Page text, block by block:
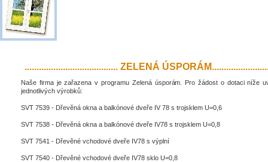
....................................... ZELENÁ
Naše firma je zařazena v programu Zelená úsporám. Pro žádost o dotaci níže
jednotlivých výrobků:
SVT 7539 - Dřevěná okna a balkónové dveře IV 78 s trojsklem U=0,6
SVT 7538 - Dřevěná okna a balkónové dveře IV78 s trojsklem U=0,8
SVT 7541 - Dřevěné vchodové dveře IV78 s výplní
SVT 7540 - Dřevěné vchodové dveře IV78 sklo U=0,8